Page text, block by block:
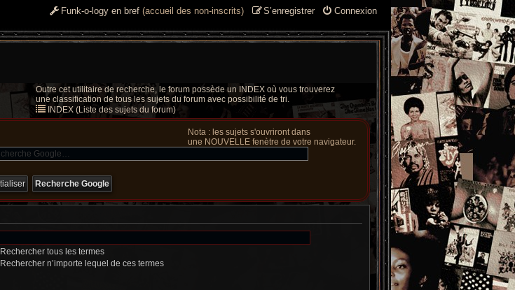
Connexion
S’enregistrer
Funk-o-logy en bref (accueil des non-inscrits)
Outre cet utilitaire de recherche, le forum possède un INDEX où vous trouverez
une classification de tous les sujets du forum avec possibilité de tri.
INDEX (Liste des sujets du forum)
Nota : les sujets s'ouvriront dans
une NOUVELLE fenètre de votre navigateur.
Rechercher tous les termes
Rechercher n’importe lequel de ces termes